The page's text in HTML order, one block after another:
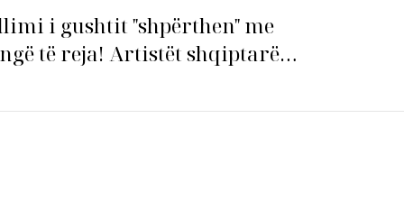
i gushtit "shpërthen" me
të reja! Artistët shqiptarë